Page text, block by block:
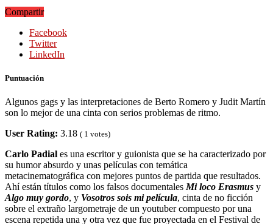
Compartir
Facebook
Twitter
LinkedIn
Puntuación
Algunos gags y las interpretaciones de Berto Romero y Judit Martín
son lo mejor de una cinta con serios problemas de ritmo.
User Rating: 3.18 ( 1 votes)
Carlo Padial es una escritor y guionista que se ha caracterizado por
su humor absurdo y unas películas con temática
metacinematográfica con mejores puntos de partida que resultados.
Ahí están títulos como los falsos documentales Mi loco Erasmus y
Algo muy gordo, y Vosotros sois mi película, cinta de no ficción
sobre el extraño largometraje de un youtuber compuesto por una
escena repetida una y otra vez que fue proyectada en el Festival de